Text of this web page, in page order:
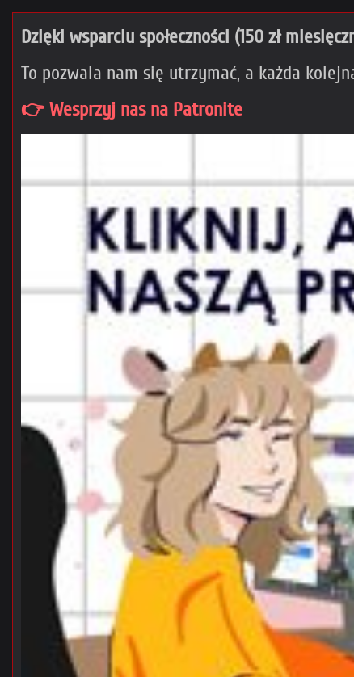
Dzięki wsparciu społeczności (150 zł
To pozwala nam się utrzymać, a każda
👉 Wesprzyj nas na Patronite